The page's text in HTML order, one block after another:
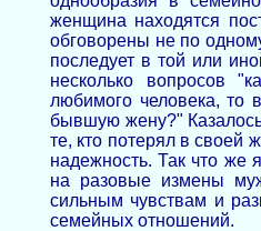
женщина находятся
обговорены не по
последует в той или
несколько вопросов
любимого человека, то
бывшую жену?"
те, кто потерял в своей
надежность. Так что же
на разовые измены
сильным чувствам и
семейных отношений.